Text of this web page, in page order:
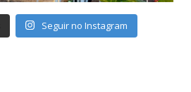
Seguir no Instagram